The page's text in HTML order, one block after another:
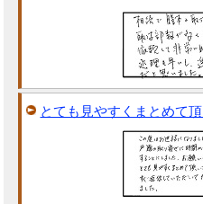
とても見やすくまとめて